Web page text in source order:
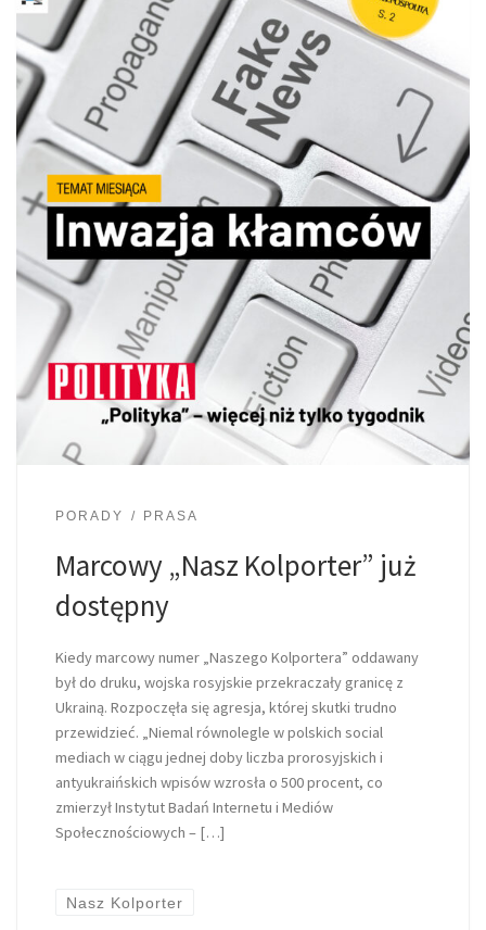
PORADY PRASA
Marcowy „Nasz Kolporter” już
dostępny
Kiedy marcowy numer „Naszego Kolportera” oddawany
był do druku, wojska rosyjskie przekraczały granicę z
Ukrainą. Rozpoczęła się agresja, której skutki trudno
przewidzieć. „Niemal równolegle w polskich social
mediach w ciągu jednej doby liczba prorosyjskich i
antyukraińskich wpisów wzrosła o 500 procent, co
zmierzył Instytut Badań Internetu i Mediów
Społecznościowych – […]
Nasz Kolporter